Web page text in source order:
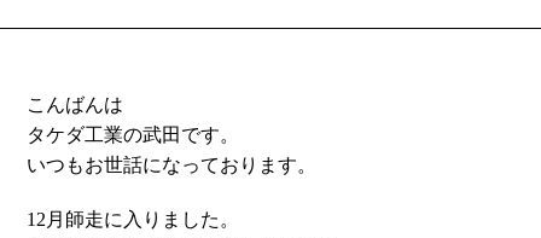
こんばんは
タケダ工業の武田です。
いつもお世話になっております。
12月師走に入りました。